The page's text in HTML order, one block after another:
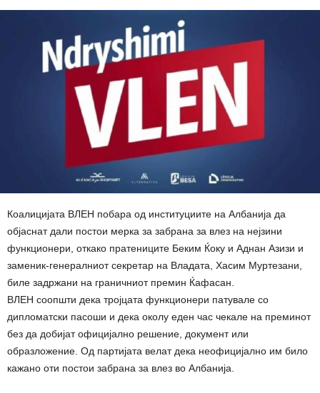
Коалицијата ВЛЕН побара од институциите на Албанија да
објаснат дали постои мерка за забрана за влез на нејзини
функционери, откако пратениците Беким Ќоку и Аднан Азизи и
заменик-генералниот секретар на Владата, Хасим Муртезани,
биле задржани на граничниот премин Ќафасан.
ВЛЕН соопшти дека тројцата функционери патувале со
дипломатски пасоши и дека околу еден час чекале на преминот
без да добијат официјално решение, документ или
образложение. Од партијата велат дека неофицијално им било
кажано оти постои забрана за влез во Албанија.